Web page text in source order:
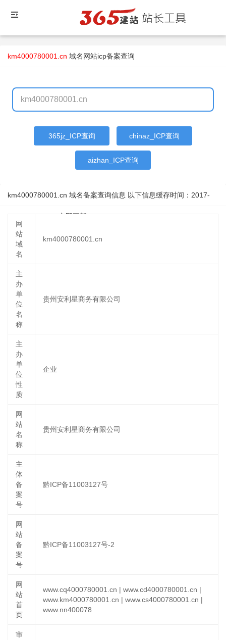
km4000780001.cn 域名网站icp备案查询
365jz_ICP查询 chinaz_ICP查询
aizhan_ICP查询
km4000780001.cn 域名备案查询信息 以下信息缓存时间： 2017-
立即更新
网
站
域
名
km4000780001.cn
主
办
单
位
名
称
贵州安利星商务有限公司
主
办
单
位
性
质
企业
网
站
名
称
贵州安利星商务有限公司
主
体
备
案
号
黔ICP备11003127号
网
站
备
案
号
黔ICP备11003127号-2
网
站
首
页
www.cq4000780001.cn | www.cd4000780001.cn |
www.km4000780001.cn | www.cs4000780001.cn |
www.nn400078
审